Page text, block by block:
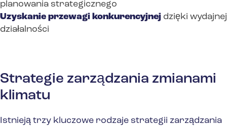
planowania strategicznego
Uzyskanie przewagi konkurencyjnej dzięki wydajnej
działalności
Strategie zarządzania zmianami
klimatu
Istnieją trzy kluczowe rodzaje strategii zarządzania